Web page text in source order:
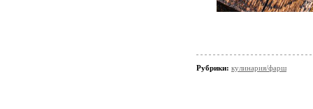
Рубрики: кулинария/фарш